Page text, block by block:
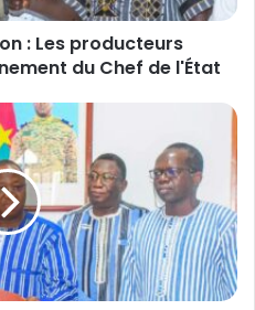
: Les producteurs
du Chef de l'État